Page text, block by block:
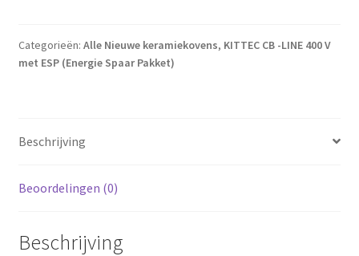
Categorieën: Alle Nieuwe keramiekovens, KITTEC CB -LINE 400 V
met ESP (Energie Spaar Pakket)
Beschrijving
Beoordelingen (0)
Beschrijving